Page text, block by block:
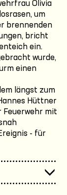
Olivia
um
brennenden
bricht
ein.
wurde,
einen
längst zum
Hüttner
mit
- für